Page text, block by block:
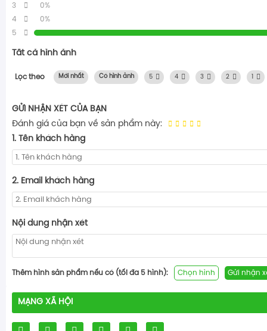
3
0%
4
0%
5
Tất cả hình ảnh
Lọc theo Mới nhất Có hình ảnh 5 4 3 2
GỬI NHẬN XÉT CỦA BẠN
Đánh giá của bạn về sản phẩm này:
1. Tên khách hàng
2. Email khách hàng
Nội dung nhận xét
Thêm hình sản phẩm nếu có (tối đa 5 hình): Chọn hình Gửi nhận
MẠNG XÃ HỘI